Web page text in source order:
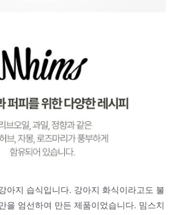
아지 습식입니다. 강아지 화식이라고도 불
을 엄선하여 만든 제품이었습니다. 밈스치